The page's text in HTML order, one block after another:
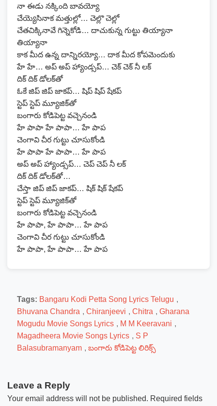
నా ఈడు నక్కింది బావయ్యో
చేయ్యెసినాక మత్తుల్లో… చెల్లొ చెల్లో
చేతచిక్కినావే గిన్నెకోడి… దాచుకున్న గుట్టు తియ్యానా
తియ్యానా
కాక మీద ఉన్న దాన్నిరయ్యో… దాక మీద కోపమెందుకు
హే హే… అప్ అప్ హ్యాండ్సప్… చెక్ చెక్ నీ లక్
దిక్ దిక్ డోలక్‌తో
ఓకే జిప్ జిప్ జాకప్… షిప్ షిప్ షేకప్
స్టెప్ స్టెప్ మ్యూజిక్‌తో
బంగారు కోడిపెట్ట వచ్చెనండి
హే పాపా హే పాపా… హే పాప
చెంగావి చీర గుట్టు చూసుకోండి
హే పాపా హే పాపా… హే పాప
అప్ అప్ హ్యాండ్సప్… చెప్ చెప్ నీ లక్
దిక్ దిక్ డోలక్‌తో…
చేస్తా జిప్ జిప్ జాకప్… షిక్ షిక్ షేకప్
స్టెప్ స్టెప్ మ్యూజిక్‌తో
బంగారు కోడిపెట్ట వచ్చెనండి
హే పాపా, హే పాపా… హే పాప
చెంగావి చీర గుట్టు చూసుకోండి
హే పాపా, హే పాపా… హే పాప
Tags: Bangaru Kodi Petta Song Lyrics Telugu ,
Bhuvana Chandra , Chiranjeevi , Chitra , Gharana
Mogudu Movie Songs Lyrics , M M Keeravani ,
Magadheera Movie Songs Lyrics , S P
Balasubramanyam , బంగారు కోడిపెట్ట లిరిక్స్
Leave a Reply
Your email address will not be published. Required fields